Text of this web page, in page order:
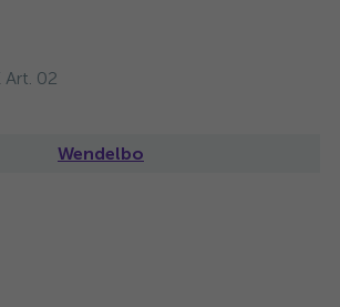
Art. 02
Wendelbo